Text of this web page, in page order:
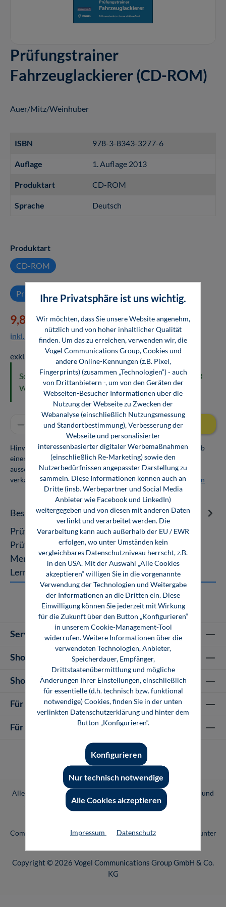
Prüfungstrainer
Fahrzeuglackierer (CD-ROM)
Auer/Mitz/Weinhuber
ISBN 978-3-8343-3277-6
Auflage 1. Auflage 2013
Produktart CD-ROM
Sprache Deutsch
Produktartauswählen
CD-ROM
Privatkauf Firmenkauf
9,80 €* % 39,80 €*(75.38% gespart)
inkl. MwSt.
exkl. MwSt.: 8,24 €
Sofort versandfertig. Lieferzeit in Deutschland ca. 2-3
Werktage.
Produkt Anzahl: Gib den gewünschten
In den Warenkorb
Hinweis: Als Firmenkunde erhalten Sie einen Mengenrabatt ab
einer Abnahmemenge von 10 Exemplaren. Die Bücher dürfen
ausschließlich für den Eigenbedarf genutzt und nicht weiter
verkauft werden. Weitere Informationen unterFirmenlizenzen
Beschreibung
Prüfungstrainer Fahrzeuglackierer (CD-ROM)
Prüfungsorientiertes Lernen mit
MemoStep6Traditionelle und innovative
Lernmethode…Mehr
Service-Hotline
Shop Informationen
Shop-Service
Für Autor-/innen
Für Unternehmen
Alle Preise inkl. gesetzl. Mehrwertsteuer zzgl. Versandkosten
und
ggf. Nachnahmegebühren, wenn nicht anders angegeben.
Communications Group. Unser gesamtes Angebot finden Sie unter
Copyright © 2026 Vogel Communications Group GmbH & Co.
KG
Ihre Privatsphäre ist uns wichtig.
Wir möchten, dass Sie unsere Website angenehm,
nützlich und von hoher inhaltlicher Qualität
finden. Um das zu erreichen, verwenden wir, die
Vogel Communications Group, Cookies und
andere Online-Kennungen (z.B. Pixel,
Fingerprints) (zusammen „Technologien“) - auch
von Drittanbietern -, um von den Geräten der
Webseiten-Besucher Informationen über die
Nutzung der Webseite zu Zwecken der
Webanalyse (einschließlich Nutzungsmessung
und Standortbestimmung), Verbesserung der
Webseite und personalisierter
interessenbasierter digitaler Werbemaßnahmen
(einschließlich Re-Marketing) sowie den
Nutzerbedürfnissen angepasster Darstellung zu
sammeln. Diese Informationen können auch an
Dritte (insb. Werbepartner und Social Media
Anbieter wie Facebook und LinkedIn)
weitergegeben und von diesen mit anderen Daten
verlinkt und verarbeitet werden. Die
Verarbeitung kann auch außerhalb der EU / EWR
erfolgen, wo unter Umständen kein
vergleichbares Datenschutzniveau herrscht, z.B.
in den USA. Mit der Auswahl „Alle Cookies
akzeptieren“ willigen Sie in die vorgenannte
Verwendung der Technologien und Weitergabe
der Informationen an die Dritten ein. Diese
Einwilligung können Sie jederzeit mit Wirkung
für die Zukunft über den Button „Konfigurieren“
in unserem Cookie-Management-Tool
widerrufen. Weitere Informationen über die
verwendeten Technologien, Anbieter,
Speicherdauer, Empfänger,
Drittstaatenübermittlung und mögliche
Änderungen Ihrer Einstellungen, einschließlich
für essentielle (d.h. technisch bzw. funktional
notwendige) Cookies, finden Sie in der unten
verlinkten Datenschutzerklärung und hinter dem
Button „Konfigurieren“.
Nur technisch notwendige
Konfigurieren
Alle Cookies akzeptieren
Impressum Datenschutz